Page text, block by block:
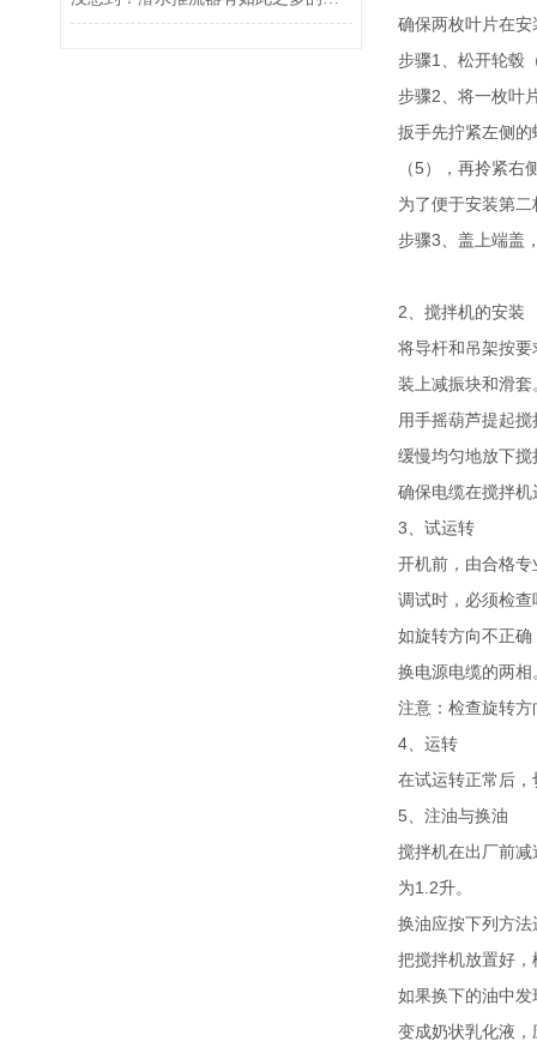
确保两枚叶片在
步骤1、松开轮毂
步骤2、将一枚叶
扳手先拧紧左侧的
（5），再拎紧右
为了便于安装第
步骤3、盖上端盖
2、搅拌机的安装
将导杆和吊架按
装上减振块和滑套
用手摇葫芦提起
缓慢均匀地放下
确保电缆在搅拌
3、试运转
开机前，由合格
调试时，必须检
如旋转方向不正确
换电源电缆的两
注意：检查旋转
4、运转
在试运转正常后
5、注油与换油
搅拌机在出厂前
为1.2升。
换油应按下列方法
把搅拌机放置好
如果换下的油中
变成奶状乳化液，